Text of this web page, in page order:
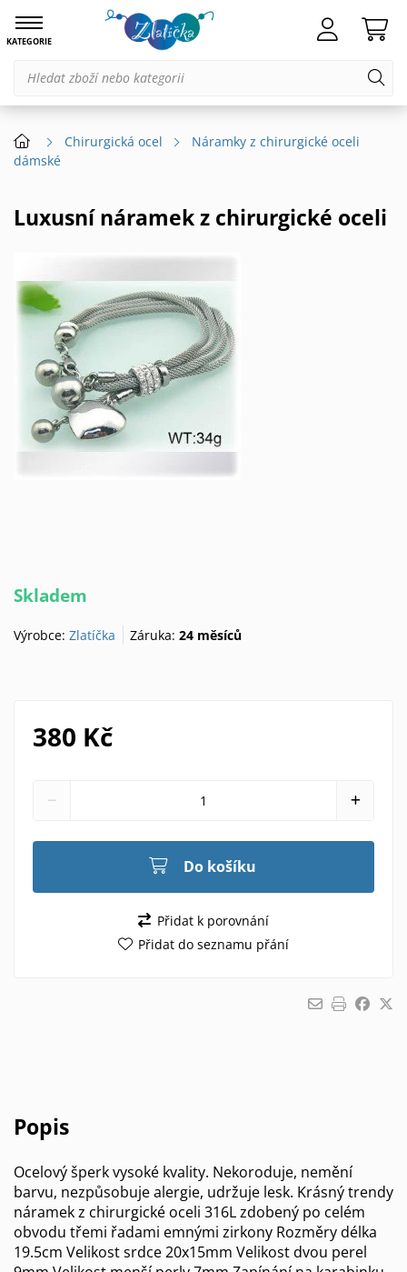
KATEGORIE
Chirurgická ocel
Náramky z chirurgické oceli
dámské
Luxusní náramek z chirurgické oceli
Skladem
Výrobce: Zlatíčka Záruka:24 měsíců
380 Kč
Do košíku
Přidat k porovnání
Přidat do seznamu přání
Popis
Ocelový šperk vysoké kvality. Nekoroduje, nemění
barvu, nezpůsobuje alergie, udržuje lesk. Krásný trendy
náramek z chirurgické oceli 316L zdobený po celém
obvodu třemi řadami emnými zirkony Rozměry délka
19.5cm Velikost srdce 20x15mm Velikost dvou perel